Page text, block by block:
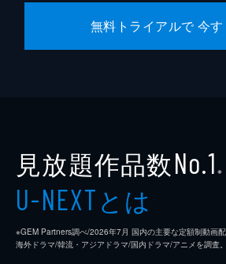
無料トライアルで 今
見放題作品数No.1 ※
U-NEXTとは
※GEM Partners調べ/2026年7⽉ 国内の主要な定額制動画
海外ドラマ/韓流・アジアドラマ/国内ドラマ/アニメを調査